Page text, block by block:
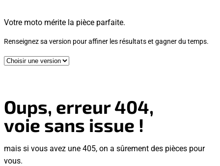
Votre moto mérite la pièce parfaite.
Renseignez sa version pour affiner les résultats et gagner du temps.
Oups, erreur 404,
voie sans issue !
mais si vous avez une 405, on a sûrement des pièces pour
vous.